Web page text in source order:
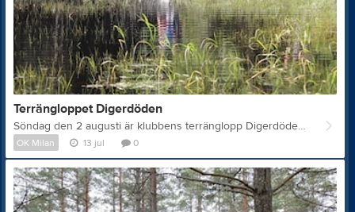
Terrängloppet Digerdöden
Söndag den 2 augusti är klubbens terränglopp Digerdöden tillbaka! Det blir samma upplägg som tidigare men starttiden är i år flyttad till kl. 17:00. Man kan välja att springa 1 varv (Lilla Digerdöden, ca 4,5-5 km) eller 2 varv (Stora Digerdöden, ca 9 km). Banan går över stigar, obanade partier, backar och mossar. Föranmälan är öppen t.o.m. 31 juli. Anmälningsavgiften är 200 kr för vuxna och 100 kr för ungdomar t.o.m. 16 år. Efteranmälan kan ske på plats på tävlingsdagen fram till kl. 16:30, men då till en förhöjd avgift (+ 50 kr per person). Vi ser gärna att så många som möjligt föranmäler sig så att vi kan beräkna hur mycket soppa, fika och priser som behövs. Efter loppet bjuder vi löparna på soppa och fika. I mån av tillgång kommer publik kunna köpa soppa + fika för 50 kr. Vi hoppas att det är många milaniter som vill vara med och springa eller komma förbi och heja på löparna! Mer information och anmälan finns på https://sites.google.com/view/digerdoden/startsida/. OBS! Det är en ny länk, gamla hemsidan ligger nere för tillfället. Om man vill bidra med priser till prisbordet eller hjälpa till som funktionär under loppet så kan man höra av sig till Therese eller Jessica eller skicka ett mejl till info.okmilan1@gmail.com.
OK Milan 13 jul 0